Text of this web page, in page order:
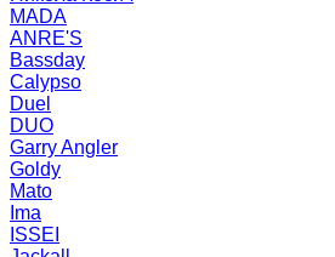
MADA
ANRE'S
Bassday
Calypso
Duel
DUO
Garry Angler
Goldy
Mato
Ima
ISSEI